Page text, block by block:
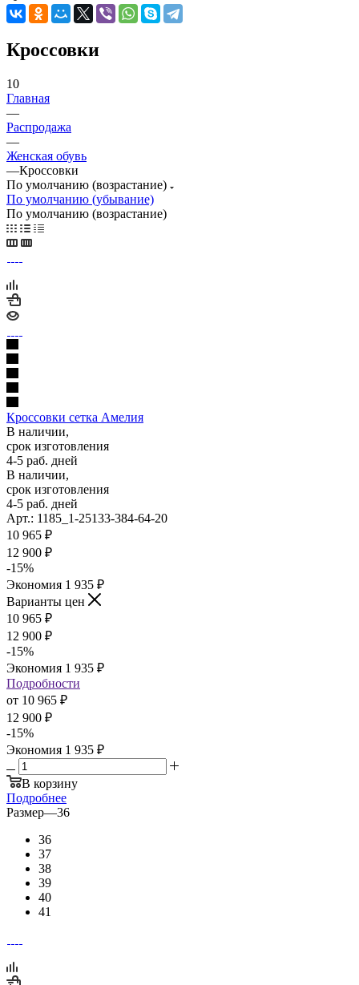
Кроссовки
10
Главная
—
Распродажа
—
Женская обувь
—Кроссовки
По умолчанию (возрастание)
По умолчанию (убывание)
По умолчанию (возрастание)
Кроссовки сетка Амелия
В наличии,
срок изготовления
4-5 раб. дней
В наличии,
срок изготовления
4-5 раб. дней
Арт.: 1185_1-25133-384-64-20
10 965 ₽
12 900 ₽
-15%
Экономия 1 935 ₽
Варианты цен
10 965 ₽
12 900 ₽
-15%
Экономия 1 935 ₽
Подробности
от 10 965 ₽
12 900 ₽
-15%
Экономия 1 935 ₽
В корзину
Подробнее
Размер—36
36
37
38
39
40
41